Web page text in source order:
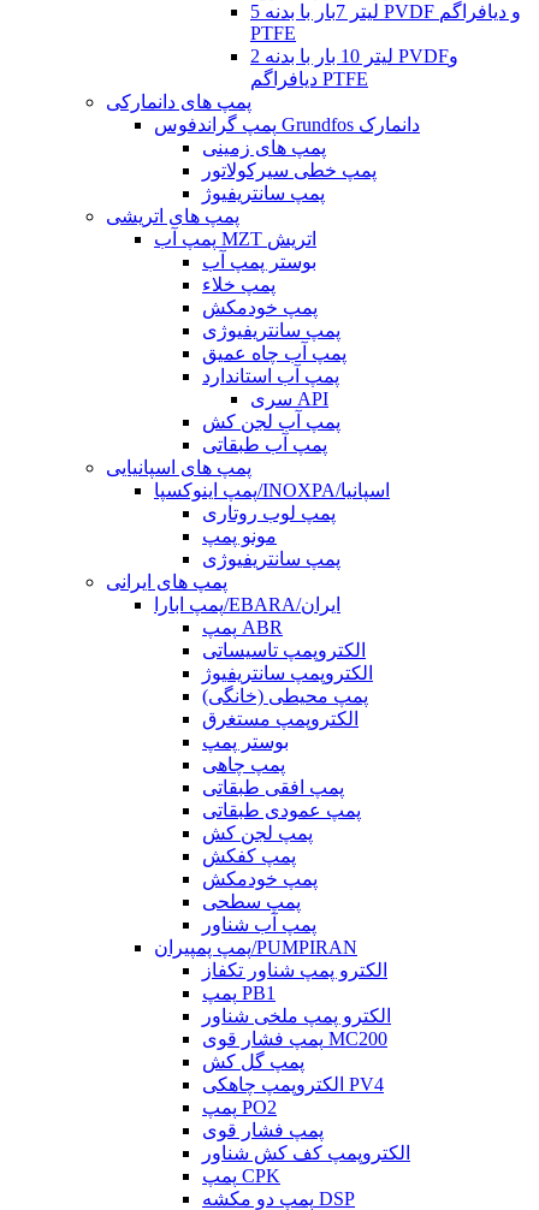
5 لیتر 7بار با بدنه PVDF و دیافراگم
PTFE
2 لیتر 10 بار با بدنه PVDFو
دیافراگم PTFE
پمپ های دانمارکی
پمپ گراندفوس Grundfos دانمارک
پمپ های زمینی
پمپ خطی سیرکولاتور
پمپ سانتریفیوژ
پمپ های اتریشی
پمپ آب MZT اتریش
بوستر پمپ آب
پمپ خلاء
پمپ خودمکش
پمپ سانتریفیوژی
پمپ آب چاه عمیق
پمپ آب استاندارد
سری API
پمپ آب لجن کش
پمپ آب طبقاتی
پمپ های اسپانیایی
پمپ اینوکسپا/INOXPA/اسپانیا
پمپ لوب روتاری
مونو پمپ
پمپ سانتریفیوژی
پمپ های ایرانی
پمپ ابارا/EBARA/ایران
پمپ ABR
الکتروپمپ تاسیساتی
الکتروپمپ سانتریفیوژ
پمپ محیطی (خانگی)
الکتروپمپ مستغرق
بوستر پمپ
پمپ چاهی
پمپ افقی طبقاتی
پمپ عمودی طبقاتی
پمپ لجن کش
پمپ کفکش
پمپ خودمکش
پمپ سطحی
پمپ آب شناور
پمپ پمپیران/PUMPIRAN
الکترو پمپ شناور تکفاز
پمپ PB1
الکترو پمپ ملخی شناور
پمپ فشار قوی MC200
پمپ گل کش
الکتروپمپ چاهکی PV4
پمپ PO2
پمپ فشار قوی
الکتروپمپ کف کش شناور
پمپ CPK
پمپ دو مکشه DSP